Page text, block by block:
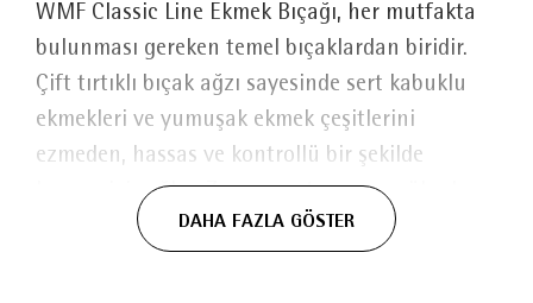
WMF Classic Line Ekmek Bıçağı, her mutfakta
bulunması gereken temel bıçaklardan biridir.
Çift tırtıklı bıçak ağzı sayesinde sert kabuklu
ekmekleri ve yumuşak ekmek çeşitlerini
ezmeden, hassas ve kontrollü bir şekilde
kesmenizi sağlar. Zamansız tasarımı, yüksek
keskinliği ve dayanıklı yapısıyla öne çıkan 20
DAHA FAZLA GÖSTER